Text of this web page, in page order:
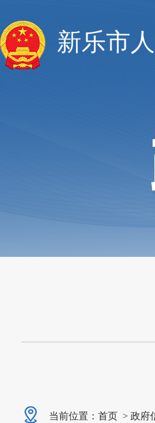
新乐市
当前位置： 首页 > 政府